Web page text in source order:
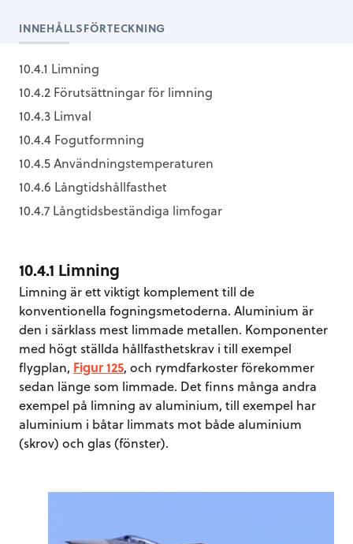
INNEHÅLLSFÖRTECKNING
10.4.1 Limning
10.4.2 Förutsättningar för limning
10.4.3 Limval
10.4.4 Fogutformning
10.4.5 Användningstemperaturen
10.4.6 Långtidshållfasthet
10.4.7 Långtidsbeständiga limfogar
10.4.1 Limning
Limning är ett viktigt komplement till de
konventionella fogningsmetoderna. Aluminium är
den i särklass mest limmade metallen. Komponenter
med högt ställda hållfasthetskrav i till exempel
flygplan, Figur 125, och rymdfarkoster förekommer
sedan länge som limmade. Det finns många andra
exempel på limning av aluminium, till exempel har
aluminium i båtar limmats mot både aluminium
(skrov) och glas (fönster).